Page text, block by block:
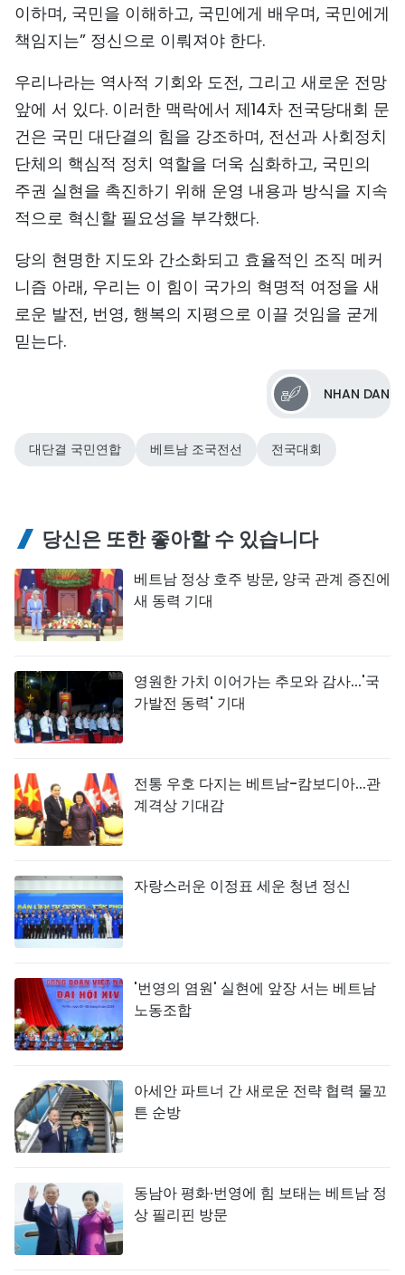
이하며, 국민을 이해하고, 국민에게 배우며, 국민에게
책임지는” 정신으로 이뤄져야 한다.
우리나라는 역사적 기회와 도전, 그리고 새로운 전망
앞에 서 있다. 이러한 맥락에서 제14차 전국당대회 문
건은 국민 대단결의 힘을 강조하며, 전선과 사회정치
단체의 핵심적 정치 역할을 더욱 심화하고, 국민의
주권 실현을 촉진하기 위해 운영 내용과 방식을 지속
적으로 혁신할 필요성을 부각했다.
당의 현명한 지도와 간소화되고 효율적인 조직 메커
니즘 아래, 우리는 이 힘이 국가의 혁명적 여정을 새
로운 발전, 번영, 행복의 지평으로 이끌 것임을 굳게
믿는다.
NHAN DAN
대단결 국민연합 베트남 조국전선 전국대회
당신은 또한 좋아할 수 있습니다
베트남 정상 호주 방문, 양국 관계 증진에
새 동력 기대
영원한 가치 이어가는 추모와 감사...'국
가발전 동력' 기대
전통 우호 다지는 베트남-캄보디아...관
계격상 기대감
자랑스러운 이정표 세운 청년 정신
'번영의 염원' 실현에 앞장 서는 베트남
노동조합
아세안 파트너 간 새로운 전략 협력 물꼬
튼 순방
동남아 평화·번영에 힘 보태는 베트남 정
상 필리핀 방문